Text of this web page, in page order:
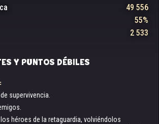
49 556
55%
2 533
Y PUNTOS DÉBILES
supervivencia.
héroes de la retaguardia, volviéndolos